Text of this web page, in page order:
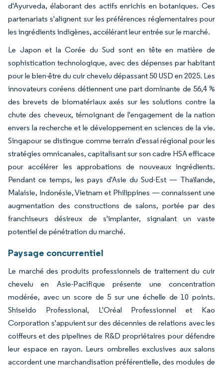
d'Ayurveda, élaborant des actifs enrichis en botaniques. Ces
partenariats s'alignent sur les préférences réglementaires pour
les ingrédients indigènes, accélérant leur entrée sur le marché.
Le Japon et la Corée du Sud sont en tête en matière de
sophistication technologique, avec des dépenses par habitant
pour le bien-être du cuir chevelu dépassant 50 USD en 2025. Les
innovateurs coréens détiennent une part dominante de 56,4 %
des brevets de biomatériaux axés sur les solutions contre la
chute des cheveux, témoignant de l'engagement de la nation
envers la recherche et le développement en sciences de la vie.
Singapour se distingue comme terrain d'essai régional pour les
stratégies omnicanales, capitalisant sur son cadre HSA efficace
pour accélérer les approbations de nouveaux ingrédients.
Pendant ce temps, les pays d'Asie du Sud-Est — Thaïlande,
Malaisie, Indonésie, Vietnam et Philippines — connaissent une
augmentation des constructions de salons, portée par des
franchiseurs désireux de s'implanter, signalant un vaste
potentiel de pénétration du marché.
Paysage concurrentiel
Le marché des produits professionnels de traitement du cuir
chevelu en Asie-Pacifique présente une concentration
modérée, avec un score de 5 sur une échelle de 10 points.
Shiseido Professional, L'Oréal Professionnel et Kao
Corporation s'appuient sur des décennies de relations avec les
coiffeurs et des pipelines de R&D propriétaires pour défendre
leur espace en rayon. Leurs ombrelles exclusives aux salons
accordent une marchandisation préférentielle, des modules de